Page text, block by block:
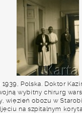
Polska. Doktor
wybitny chirurg
więzień obozu w
na szpitalnym